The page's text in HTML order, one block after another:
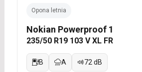
Opona letnia
Nokian Powerproof 1
235/50 R19 103 V XL FR
B A 72 dB